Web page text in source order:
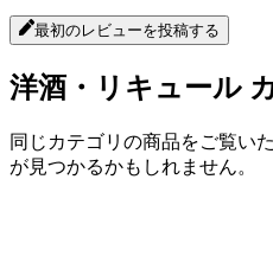
最初のレビューを投稿する
洋酒・リキュール
同じカテゴリの商品をご覧い
が見つかるかもしれません。